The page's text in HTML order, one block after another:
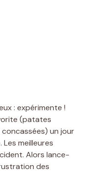
: expérimente !
(patates
un jour
meilleures
Alors lance-
des